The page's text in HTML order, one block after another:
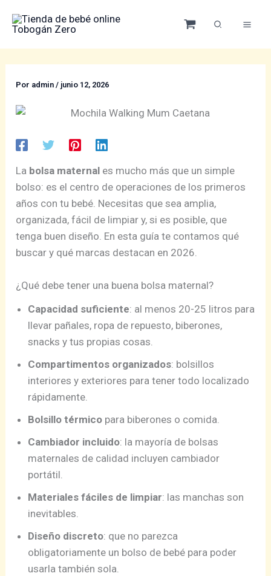
Por admin/ junio 12, 2026
La bolsa maternal es mucho más que un simple
bolso: es el centro de operaciones de los primeros
años con tu bebé. Necesitas que sea amplia,
organizada, fácil de limpiar y, si es posible, que
tenga buen diseño. En esta guía te contamos qué
buscar y qué marcas destacan en 2026.
¿Qué debe tener una buena bolsa maternal?
Capacidad suficiente: al menos 20-25 litros para
llevar pañales, ropa de repuesto, biberones,
snacks y tus propias cosas.
Compartimentos organizados: bolsillos
interiores y exteriores para tener todo localizado
rápidamente.
Bolsillo térmico para biberones o comida.
Cambiador incluido: la mayoría de bolsas
maternales de calidad incluyen cambiador
portátil.
Materiales fáciles de limpiar: las manchas son
inevitables.
Diseño discreto: que no parezca
obligatoriamente un bolso de bebé para poder
usarla también sola.